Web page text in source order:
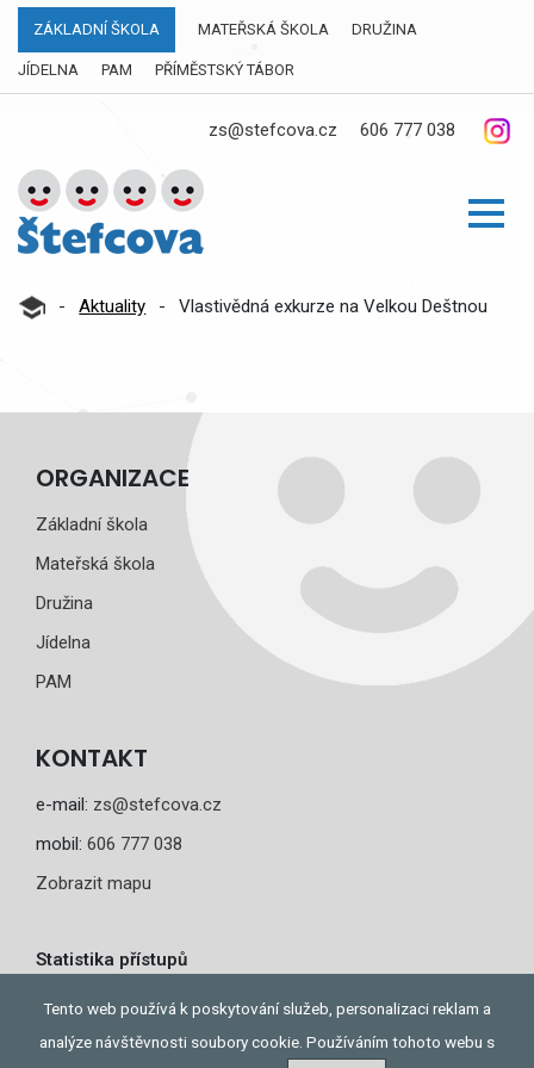
ZÁKLADNÍ ŠKOLA MATEŘSKÁ ŠKOLA DRUŽINA
JÍDELNA PAM PŘÍMĚSTSKÝ TÁBOR
zs@stefcova.cz 606 777 038
- Aktuality - Vlastivědná exkurze na Velkou Deštnou
ORGANIZACE
Základní škola
Mateřská škola
Družina
Jídelna
PAM
KONTAKT
e-mail: zs@stefcova.cz
mobil: 606 777 038
Zobrazit mapu
Statistika přístupů
Dnes: 1
Celkem: 267
Tento web používá k poskytování služeb, personalizaci reklam a
analýze návštěvnosti soubory cookie. Používáním tohoto webu s